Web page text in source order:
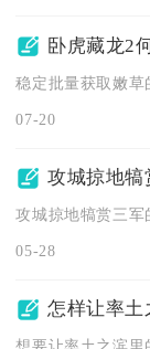
卧虎藏龙2
07-20
攻城掠地犒
05-28
怎样让率土